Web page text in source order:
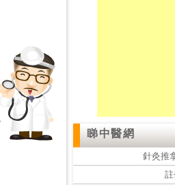
睇中醫網
針灸推